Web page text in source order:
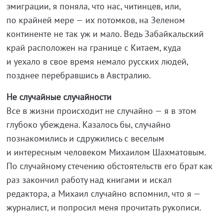
эмиграции, я поняла, что нас, читинцев, или,
по крайней мере — их потомков, на Зеленом
континенте не так уж и мало. Ведь Забайкальский
край расположен на границе с Китаем, куда
и уехало в свое время немало русских людей,
позднее перебравшись в Австралию.
Не случайные случайности
Все в жизни происходит не случайно — я в этом
глубоко убеждена. Казалось бы, случайно
познакомились и сдружились с веселым
и интересным человеком Михаилом Шахматовым.
По случайному стечению обстоятельств его брат как
раз закончил работу над книгами и искал
редактора, а Михаил случайно вспомнил, что я —
журналист, и попросил меня прочитать рукописи.